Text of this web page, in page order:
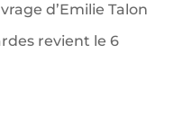
d’Emilie Talon
revient le 6